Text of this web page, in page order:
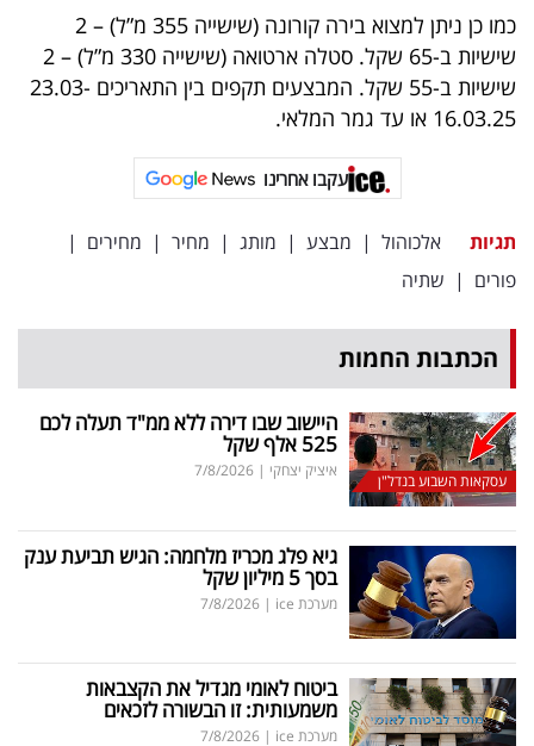
כמו כן ניתן למצוא בירה קורונה (שישייה 355 מ”ל) – 2
שישיות ב-65 שקל. סטלה ארטואה (שישייה 330 מ”ל) – 2
שישיות ב-55 שקל. המבצעים תקפים בין התאריכים 23.03-
16.03.25 או עד גמר המלאי.
עקבו אחרינו
תגיות אלכוהול | מבצע | מותג | מחיר | מחירים |
פורים | שתיה
הכתבות החמות
עסקאות השבוע בנדל"ן
היישוב שבו דירה ללא ממ"ד תעלה לכם
525 אלף שקל
איציק יצחקי |
7/8/2026
גיא פלג מכריז מלחמה: הגיש תביעת ענק
בסך 5 מיליון שקל
מערכת ice |
7/8/2026
ביטוח לאומי מגדיל את הקצבאות
משמעותית: זו הבשורה לזכאים
מערכת ice |
7/8/2026